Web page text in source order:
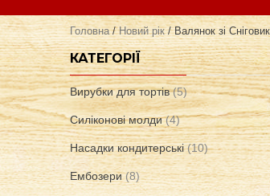
Головна/Новий рік/ Валянок зі
КАТЕГОРІЇ
Вирубки для тортів (5)
Силіконові молди (4)
Насадки кондитерські (10)
Ембозери (8)